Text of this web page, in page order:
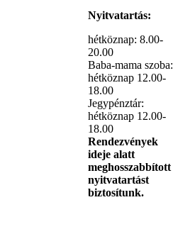
Nyitvatartás:
hétköznap: 8.00-
20.00
Baba-mama szoba:
hétköznap 12.00-
18.00
Jegypénztár:
hétköznap 12.00-
18.00
Rendezvények
ideje alatt
meghosszabbított
nyitvatartást
biztosítunk.